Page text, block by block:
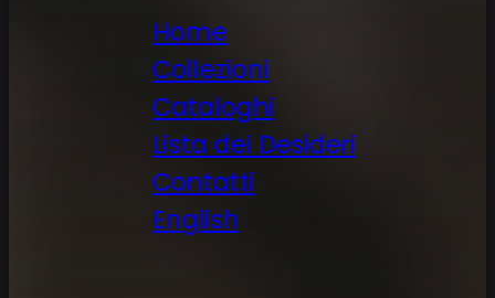
Home
Collezioni
Cataloghi
Lista dei Desideri
Contatti
English